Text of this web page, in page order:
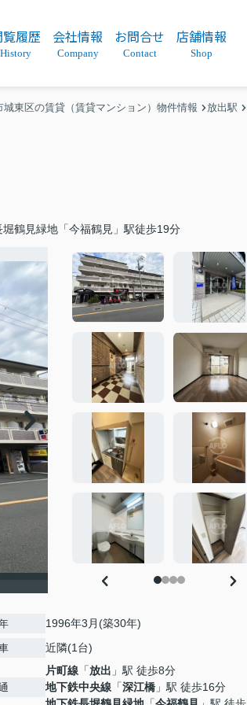
覧履歴
History
会社情報
Company
お問合せ
Contact
店舗情報
Shop
城東区の賃貸（賃貸マンション）物件情報 放出駅
堀鶴見緑地「今福鶴見」駅徒歩19分
1996年3月(築30年)
近隣(1台)
片町線 「放出 」駅 徒歩8分
地下鉄中央線 「深江橋 」駅 徒歩16分